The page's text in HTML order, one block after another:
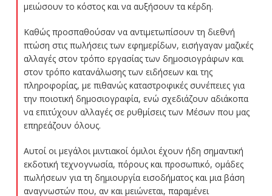
μειώσουν το κόστος και να αυξήσουν τα κέρδη.
Καθώς προσπαθούσαν να αντιμετωπίσουν τη διεθνή
πτώση στις πωλήσεις των εφημερίδων, εισήγαγαν μαζικές
αλλαγές στον τρόπο εργασίας των δημοσιογράφων και
στον τρόπο κατανάλωσης των ειδήσεων και της
πληροφορίας, με πιθανώς καταστροφικές συνέπειες για
την ποιοτική δημοσιογραφία, ενώ σχεδιάζουν αδιάκοπα
να επιτύχουν αλλαγές σε ρυθμίσεις των Μέσων που μας
επηρεάζουν όλους.
Αυτοί οι μεγάλοι μιντιακοί όμιλοι έχουν ήδη σημαντική
εκδοτική τεχνογνωσία, πόρους και προσωπικό, ομάδες
πωλήσεων για τη δημιουργία εισοδήματος και μια βάση
αναγνωστών που, αν και μειώνεται, παραμένει